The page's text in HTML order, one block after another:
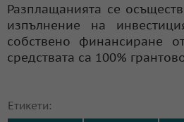
Разплащанията се
изпълнение на
собствено финансиране
средствата са 100%
Етикети: